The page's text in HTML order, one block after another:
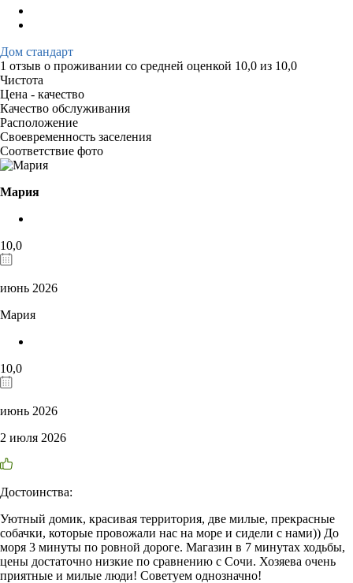
Дом стандарт
1 отзыв о проживании со средней оценкой 10,0 из 10,0
Чистота
Цена - качество
Качество обслуживания
Расположение
Своевременность заселения
Соответствие фото
Мария
10,0
июнь 2026
Мария
10,0
июнь 2026
2 июля 2026
Достоинства:
Уютный домик, красивая территория, две милые, прекрасные
собачки, которые провожали нас на море и сидели с нами)) До
моря 3 минуты по ровной дороге. Магазин в 7 минутах ходьбы,
цены достаточно низкие по сравнению с Сочи. Хозяева очень
приятные и милые люди! Советуем однозначно!